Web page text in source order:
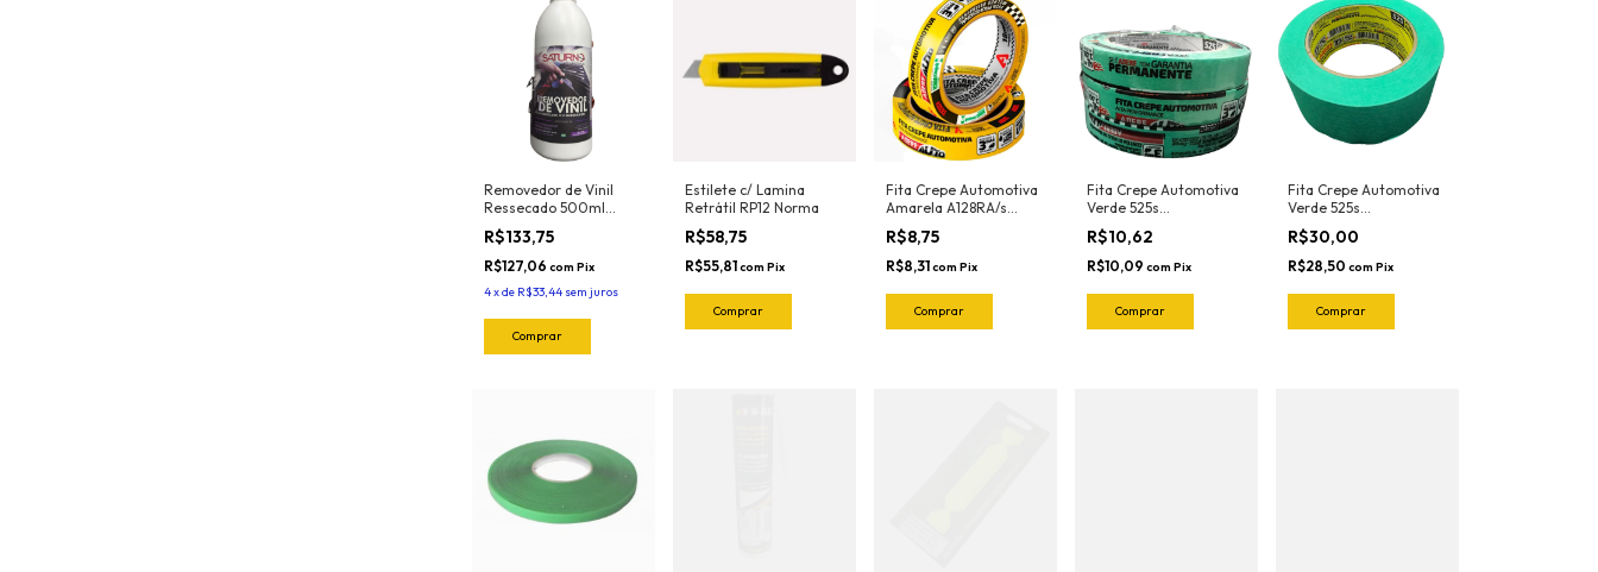
Removedor de Vinil
Ressecado 500ml
Saturno
R$133,75
R$127,06 com Pix
4xde R$33,44 sem juros
Estilete c/ Lamina
Retrátil RP12 Norma
R$58,75
R$55,81com Pix
Fita Crepe Automotiva
Amarela A128RA/s
18mmX40mt Adere
R$8,75
R$8,31com Pix
Fita Crepe Automotiva
Verde 525s
18mmX40mt Adere
R$10,62
R$10,09 com Pix
Fita Crepe Automotiva
Verde 525s
48mmX50mt Adere
R$30,00
R$28,50 com Pix